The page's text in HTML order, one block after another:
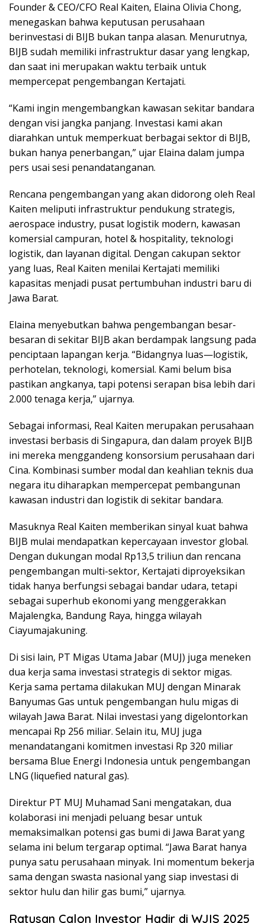
Founder & CEO/CFO Real Kaiten, Elaina Olivia Chong,
menegaskan bahwa keputusan perusahaan
berinvestasi di BIJB bukan tanpa alasan. Menurutnya,
BIJB sudah memiliki infrastruktur dasar yang lengkap,
dan saat ini merupakan waktu terbaik untuk
mempercepat pengembangan Kertajati.
“Kami ingin mengembangkan kawasan sekitar bandara
dengan visi jangka panjang. Investasi kami akan
diarahkan untuk memperkuat berbagai sektor di BIJB,
bukan hanya penerbangan,” ujar Elaina dalam jumpa
pers usai sesi penandatanganan.
Rencana pengembangan yang akan didorong oleh Real
Kaiten meliputi infrastruktur pendukung strategis,
aerospace industry, pusat logistik modern, kawasan
komersial campuran, hotel & hospitality, teknologi
logistik, dan layanan digital. Dengan cakupan sektor
yang luas, Real Kaiten menilai Kertajati memiliki
kapasitas menjadi pusat pertumbuhan industri baru di
Jawa Barat.
Elaina menyebutkan bahwa pengembangan besar-
besaran di sekitar BIJB akan berdampak langsung pada
penciptaan lapangan kerja. “Bidangnya luas—logistik,
perhotelan, teknologi, komersial. Kami belum bisa
pastikan angkanya, tapi potensi serapan bisa lebih dari
2.000 tenaga kerja,” ujarnya.
Sebagai informasi, Real Kaiten merupakan perusahaan
investasi berbasis di Singapura, dan dalam proyek BIJB
ini mereka menggandeng konsorsium perusahaan dari
Cina. Kombinasi sumber modal dan keahlian teknis dua
negara itu diharapkan mempercepat pembangunan
kawasan industri dan logistik di sekitar bandara.
Masuknya Real Kaiten memberikan sinyal kuat bahwa
BIJB mulai mendapatkan kepercayaan investor global.
Dengan dukungan modal Rp13,5 triliun dan rencana
pengembangan multi-sektor, Kertajati diproyeksikan
tidak hanya berfungsi sebagai bandar udara, tetapi
sebagai superhub ekonomi yang menggerakkan
Majalengka, Bandung Raya, hingga wilayah
Ciayumajakuning.
Di sisi lain, PT Migas Utama Jabar (MUJ) juga meneken
dua kerja sama investasi strategis di sektor migas.
Kerja sama pertama dilakukan MUJ dengan Minarak
Banyumas Gas untuk pengembangan hulu migas di
wilayah Jawa Barat. Nilai investasi yang digelontorkan
mencapai Rp 256 miliar. Selain itu, MUJ juga
menandatangani komitmen investasi Rp 320 miliar
bersama Blue Energi Indonesia untuk pengembangan
LNG (liquefied natural gas).
Direktur PT MUJ Muhamad Sani mengatakan, dua
kolaborasi ini menjadi peluang besar untuk
memaksimalkan potensi gas bumi di Jawa Barat yang
selama ini belum tergarap optimal. “Jawa Barat hanya
punya satu perusahaan minyak. Ini momentum bekerja
sama dengan swasta nasional yang siap investasi di
sektor hulu dan hilir gas bumi,” ujarnya.
Ratusan Calon Investor Hadir di WJIS 2025